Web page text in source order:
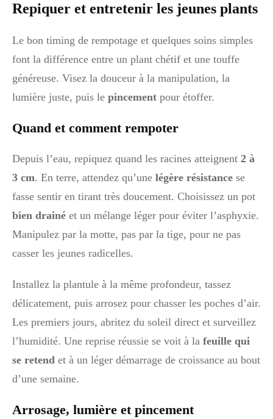
Repiquer et entretenir les jeunes plants
Le bon timing de rempotage et quelques soins simples
font la différence entre un plant chétif et une touffe
généreuse. Visez la douceur à la manipulation, la
lumière juste, puis le pincement pour étoffer.
Quand et comment rempoter
Depuis l’eau, repiquez quand les racines atteignent 2 à
3 cm. En terre, attendez qu’une légère résistance se
fasse sentir en tirant très doucement. Choisissez un pot
bien drainé et un mélange léger pour éviter l’asphyxie.
Manipulez par la motte, pas par la tige, pour ne pas
casser les jeunes radicelles.
Installez la plantule à la même profondeur, tassez
délicatement, puis arrosez pour chasser les poches d’air.
Les premiers jours, abritez du soleil direct et surveillez
l’humidité. Une reprise réussie se voit à la feuille qui
se retend et à un léger démarrage de croissance au bout
d’une semaine.
Arrosage, lumière et pincement